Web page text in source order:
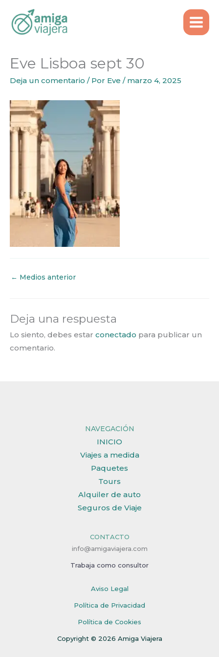
contenido
Eve Lisboa sept 30
Deja un comentario / Por Eve / marzo 4, 2025
← Medios anterior
Deja una respuesta
Lo siento, debes estar conectado para publicar un
comentario.
NAVEGACIÓN
INICIO
Viajes a medida
Paquetes
Tours
Alquiler de auto
Seguros de Viaje
CONTACTO
info@amigaviajera.com
Trabaja como consultor
Aviso Legal
Política de Privacidad
Política de Cookies
Copyright © 2026 Amiga Viajera